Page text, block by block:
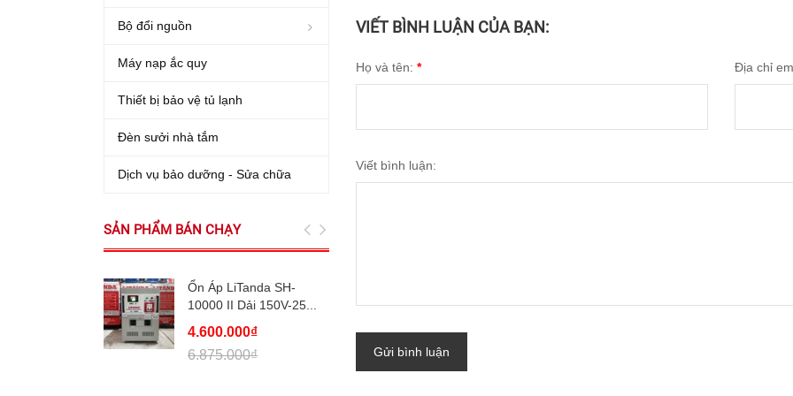
Bộ đổi nguồn
Máy nạp ắc quy
Thiết bị bảo vệ tủ lạnh
Đèn sưởi nhà tắm
Dịch vụ bảo dưỡng - Sửa chữa
SẢN PHẨM BÁN CHẠY
Ổn Áp LiTanda SH-
10000 II Dải 150V-25...
4.600.000₫
6.875.000₫
VIẾT BÌNH LUẬN CỦA BẠN:
Họ và tên: * Địa chỉ
Viết bình luận:
Gửi bình luận